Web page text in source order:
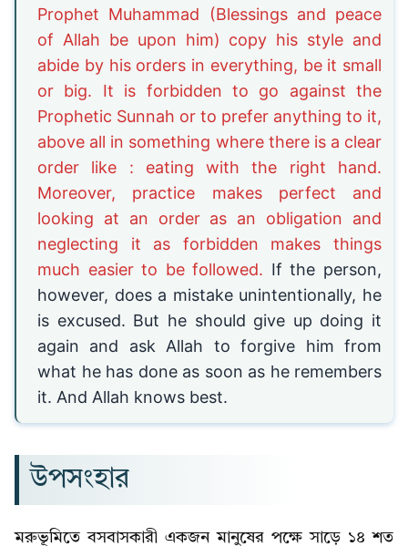
Prophet Muhammad (Blessings and peace
of Allah be upon him) copy his style and
abide by his orders in everything, be it small
or big. It is forbidden to go against the
Prophetic Sunnah or to prefer anything to it,
above all in something where there is a clear
order like : eating with the right hand.
Moreover, practice makes perfect and
looking at an order as an obligation and
neglecting it as forbidden makes things
much easier to be followed.
If the person,
however, does a mistake unintentionally, he
is excused. But he should give up doing it
again and ask Allah to forgive him from
what he has done as soon as he remembers
it. And Allah knows best.
উপসংহার
মরুভূমিতে বসবাসকারী একজন মানুষের পক্ষে সাড়ে ১৪ শত